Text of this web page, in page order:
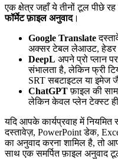
एक क्षेत्र जहाँ ये तीनों टूल पीछे
फॉर्मेट फ़ाइल अनुवाद।
Google Translate
अक्सर टेबल लेआउट, हेडर
DeepL अपने प्रो प्लान
संभालता है, लेकिन फ्री
SRT सबटाइटल या इमेज
ChatGPTफ़ाइल की
लेकिन केवल प्लेन टेक्स्ट
यदि आपके कार्यप्रवाह में
दस्तावेज़, PowerPoint डेक,
का अनुवाद करना शामिल है, तो
साथ एक समर्पित फ़ाइल अनुवाद